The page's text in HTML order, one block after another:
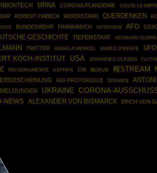
MRNA CORONA-PLANDEMIE COVID-19-
ROBERT HABECK WIDERSTAND QUERDENKEN
BUNDESWEHR FRANKREICH INTERVIEW AFD
GESCHICHTE TIEFENSTAAT HERMANN PLOPPA
TWITTER ANGELA MERKEL JAMES O'KEEFE UFO
KOCH-INSTITUT USA JOHANNES CLASEN
RKI-DOKUMENTE ASPHYX CIA 種DEUS 種STREAM
RKI-PROTOKOLLE SPANIEN
UKRAINE CORONA-
NEWS ALEXANDER VON BISMARCK ERICH VON